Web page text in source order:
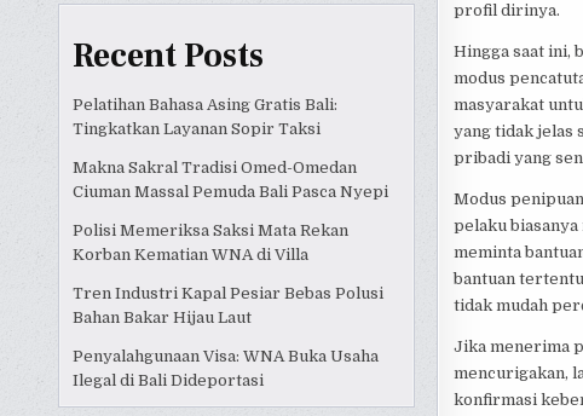
Recent Posts
Pelatihan Bahasa Asing Gratis Bali:
Tingkatkan Layanan Sopir Taksi
Makna Sakral Tradisi Omed-Omedan
Ciuman Massal Pemuda Bali Pasca Nyepi
Polisi Memeriksa Saksi Mata Rekan
Korban Kematian WNA di Villa
Tren Industri Kapal Pesiar Bebas Polusi
Bahan Bakar Hijau Laut
Penyalahgunaan Visa: WNA Buka Usaha
Ilegal di Bali Dideportasi
profil dirinya.
Hingga saat ini,
modus
masyarakat
yang tidak jelas
pribadi yang
Modus
pelaku
meminta
bantuan
tidak mudah
Jika menerima
mencurigakan,
konfirmasi